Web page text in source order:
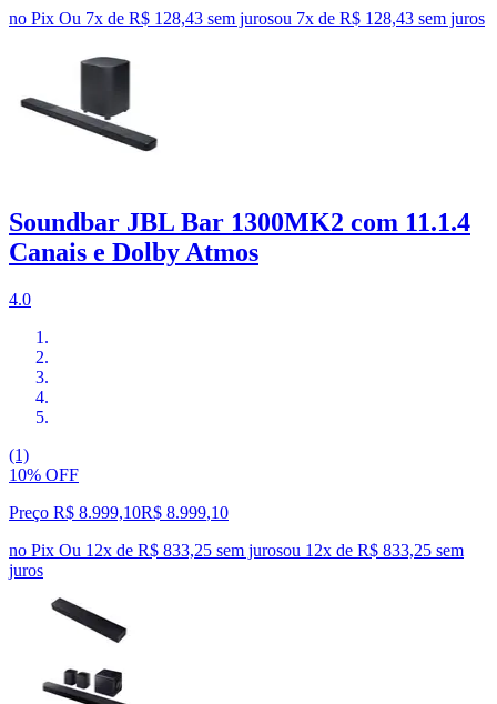
no Pix Ou 7x de R$ 128,43 sem jurosou 7x de R$ 128,43 sem juros
Soundbar JBL Bar 1300MK2 com 11.1.4
Canais e Dolby Atmos
4.0
(1)
10% OFF
Preço R$ 8.999,10R$ 8.999,10
no Pix Ou 12x de R$ 833,25 sem jurosou 12x de R$ 833,25 sem
juros